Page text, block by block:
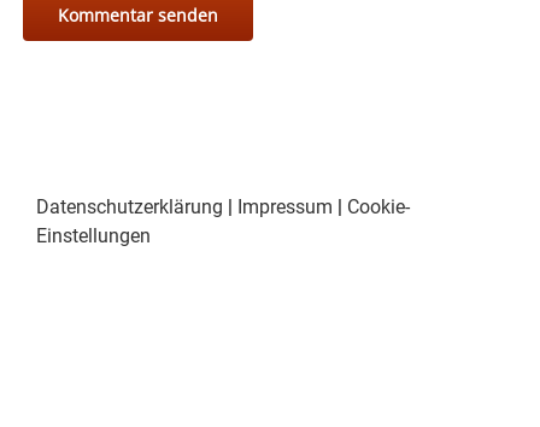
Datenschutzerklärung | Impressum | Cookie-
Einstellungen